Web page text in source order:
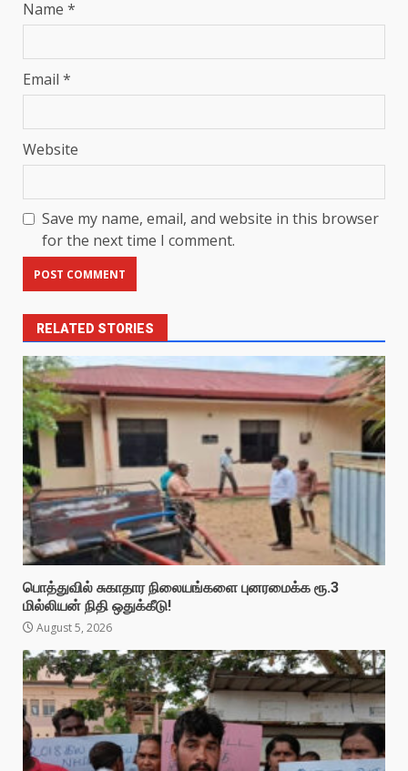
Name *
Email *
Website
Save my name, email, and website in this browser
for the next time I comment.
RELATED STORIES
பொத்துவில் சுகாதார நிலையங்களை புனரமைக்க ரூ.3
மில்லியன் நிதி ஒதுக்கீடு!
August 5, 2026